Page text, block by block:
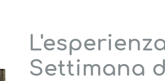
Settimana